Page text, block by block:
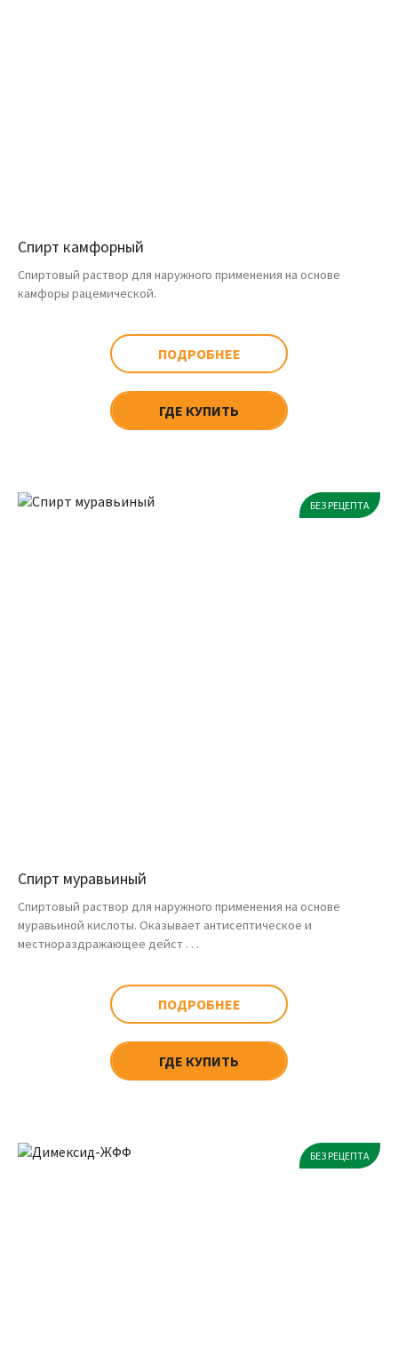
Спирт камфорный
Спиртовый раствор для наружного применения на основе
камфоры рацемической.
ПОДРОБНЕЕ
ГДЕ КУПИТЬ
БЕЗ РЕЦЕПТА
Спирт муравьиный
Спиртовый раствор для наружного применения на основе
муравьиной кислоты. Оказывает антисептическое и
местнораздражающее дейст . . .
ПОДРОБНЕЕ
ГДЕ КУПИТЬ
БЕЗ РЕЦЕПТА